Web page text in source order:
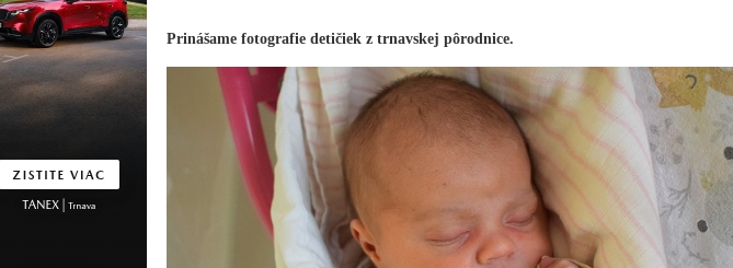
Prinášame fotografie detičiek z trnavskej pôrodnice.